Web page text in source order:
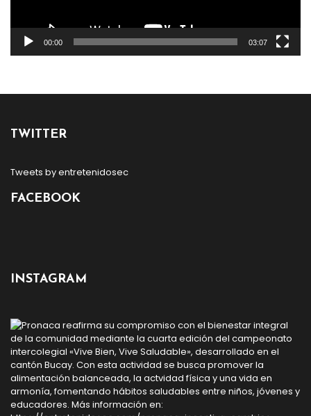
00:00 03:07
TWITTER
Tweets by entretenidosec
FACEBOOK
INSTAGRAM